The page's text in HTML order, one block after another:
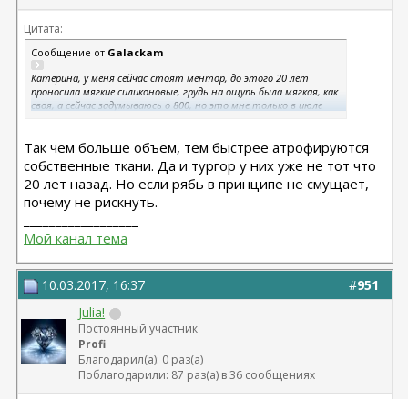
Цитата:
Сообщение от Galackam
Катерина, у меня сейчас стоят ментор, до этого 20 лет
проносила мягкие силиконовые, грудь на ощупь была мягкая, как
своя, а сейчас задумываюсь о 800, но это мне только в июле
Так чем больше объем, тем быстрее атрофируются
собственные ткани. Да и тургор у них уже не тот что
20 лет назад. Но если рябь в принципе не смущает,
почему не рискнуть.
Мой канал тема
#951
10.03.2017, 16:37
Julia!
Постоянный участник
Profi
Благодарил(а): 0 раз(а)
Поблагодарили: 87 раз(а) в 36 сообщениях